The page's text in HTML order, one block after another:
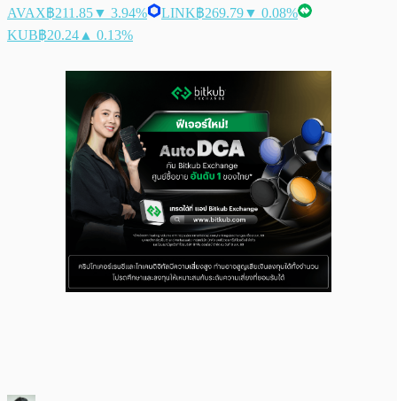
AVAX฿211.85▼ 3.94% LINK฿269.79▼ 0.08%
KUB฿20.24 ▲ 0.13%